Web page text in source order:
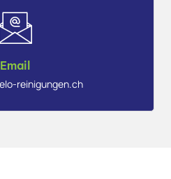
Email
reinigungen.ch